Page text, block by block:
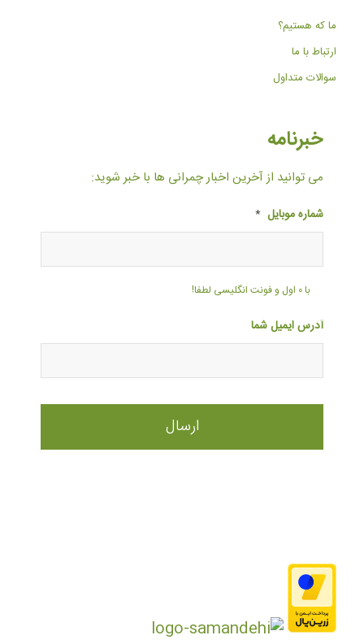
ما که هستیم؟
ارتباط با ما
سوالات متداول
خبرنامه
می توانید از آخرین اخبار چمرانی ها با خبر شوید:
شماره موبایل *
با ۰ اول و فونت انگلیسی لطفا!
آدرس ایمیل شما